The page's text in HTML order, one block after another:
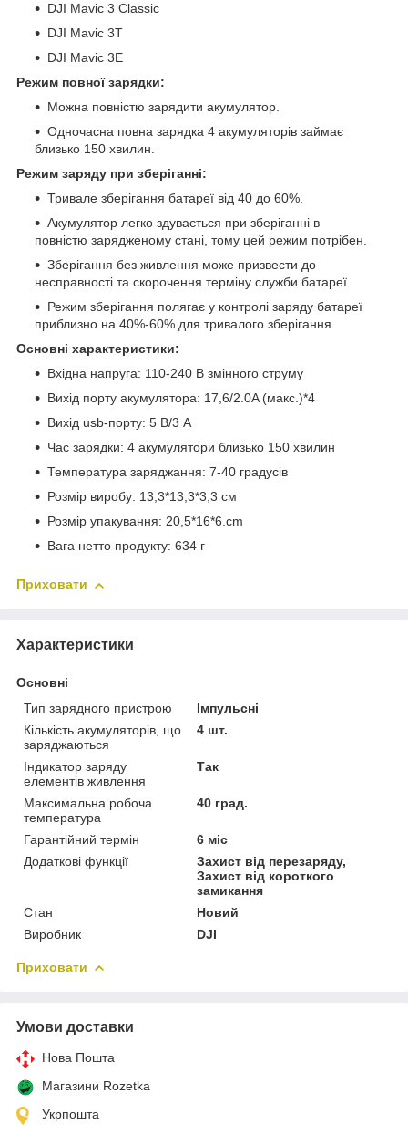
DJI Mavic 3 Classic
DJI Mavic 3T
DJI Mavic 3E
Режим повної зарядки:
Можна повністю зарядити акумулятор.
Одночасна повна зарядка 4 акумуляторів займає
близько 150 хвилин.
Режим заряду при зберіганні:
Тривале зберігання батареї від 40 до 60%.
Акумулятор легко здувається при зберіганні в
повністю зарядженому стані, тому цей режим потрібен.
Зберігання без живлення може призвести до
несправності та скорочення терміну служби батареї.
Режим зберігання полягає у контролі заряду батареї
приблизно на 40%-60% для тривалого зберігання.
Основні характеристики:
Вхідна напруга: 110-240 В змінного струму
Вихід порту акумулятора: 17,6/2.0A (макс.)*4
Вихід usb-порту: 5 В/3 А
Час зарядки: 4 акумулятори близько 150 хвилин
Температура заряджання: 7-40 градусів
Розмір виробу: 13,3*13,3*3,3 см
Розмір упакування: 20,5*16*6.cm
Вага нетто продукту: 634 г
Приховати
Характеристики
Основні
Тип зарядного пристрою
Імпульсні
Кількість акумуляторів, що
заряджаються
4 шт.
Індикатор заряду
елементів живлення
Так
Максимальна робоча
температура
40 град.
Гарантійний термін
6 міс
Додаткові функції
Захист від перезаряду,
Захист від короткого
замикання
Стан
Новий
Виробник
DJI
Приховати
Умови доставки
Нова Пошта
Магазини Rozetka
Укрпошта